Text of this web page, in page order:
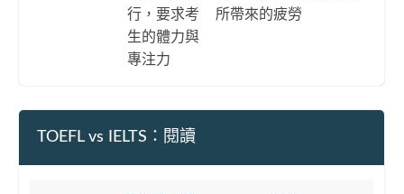
行，要求考
生的體力與
專注力
所帶來的疲勞
TOEFL vs IELTS：閱讀